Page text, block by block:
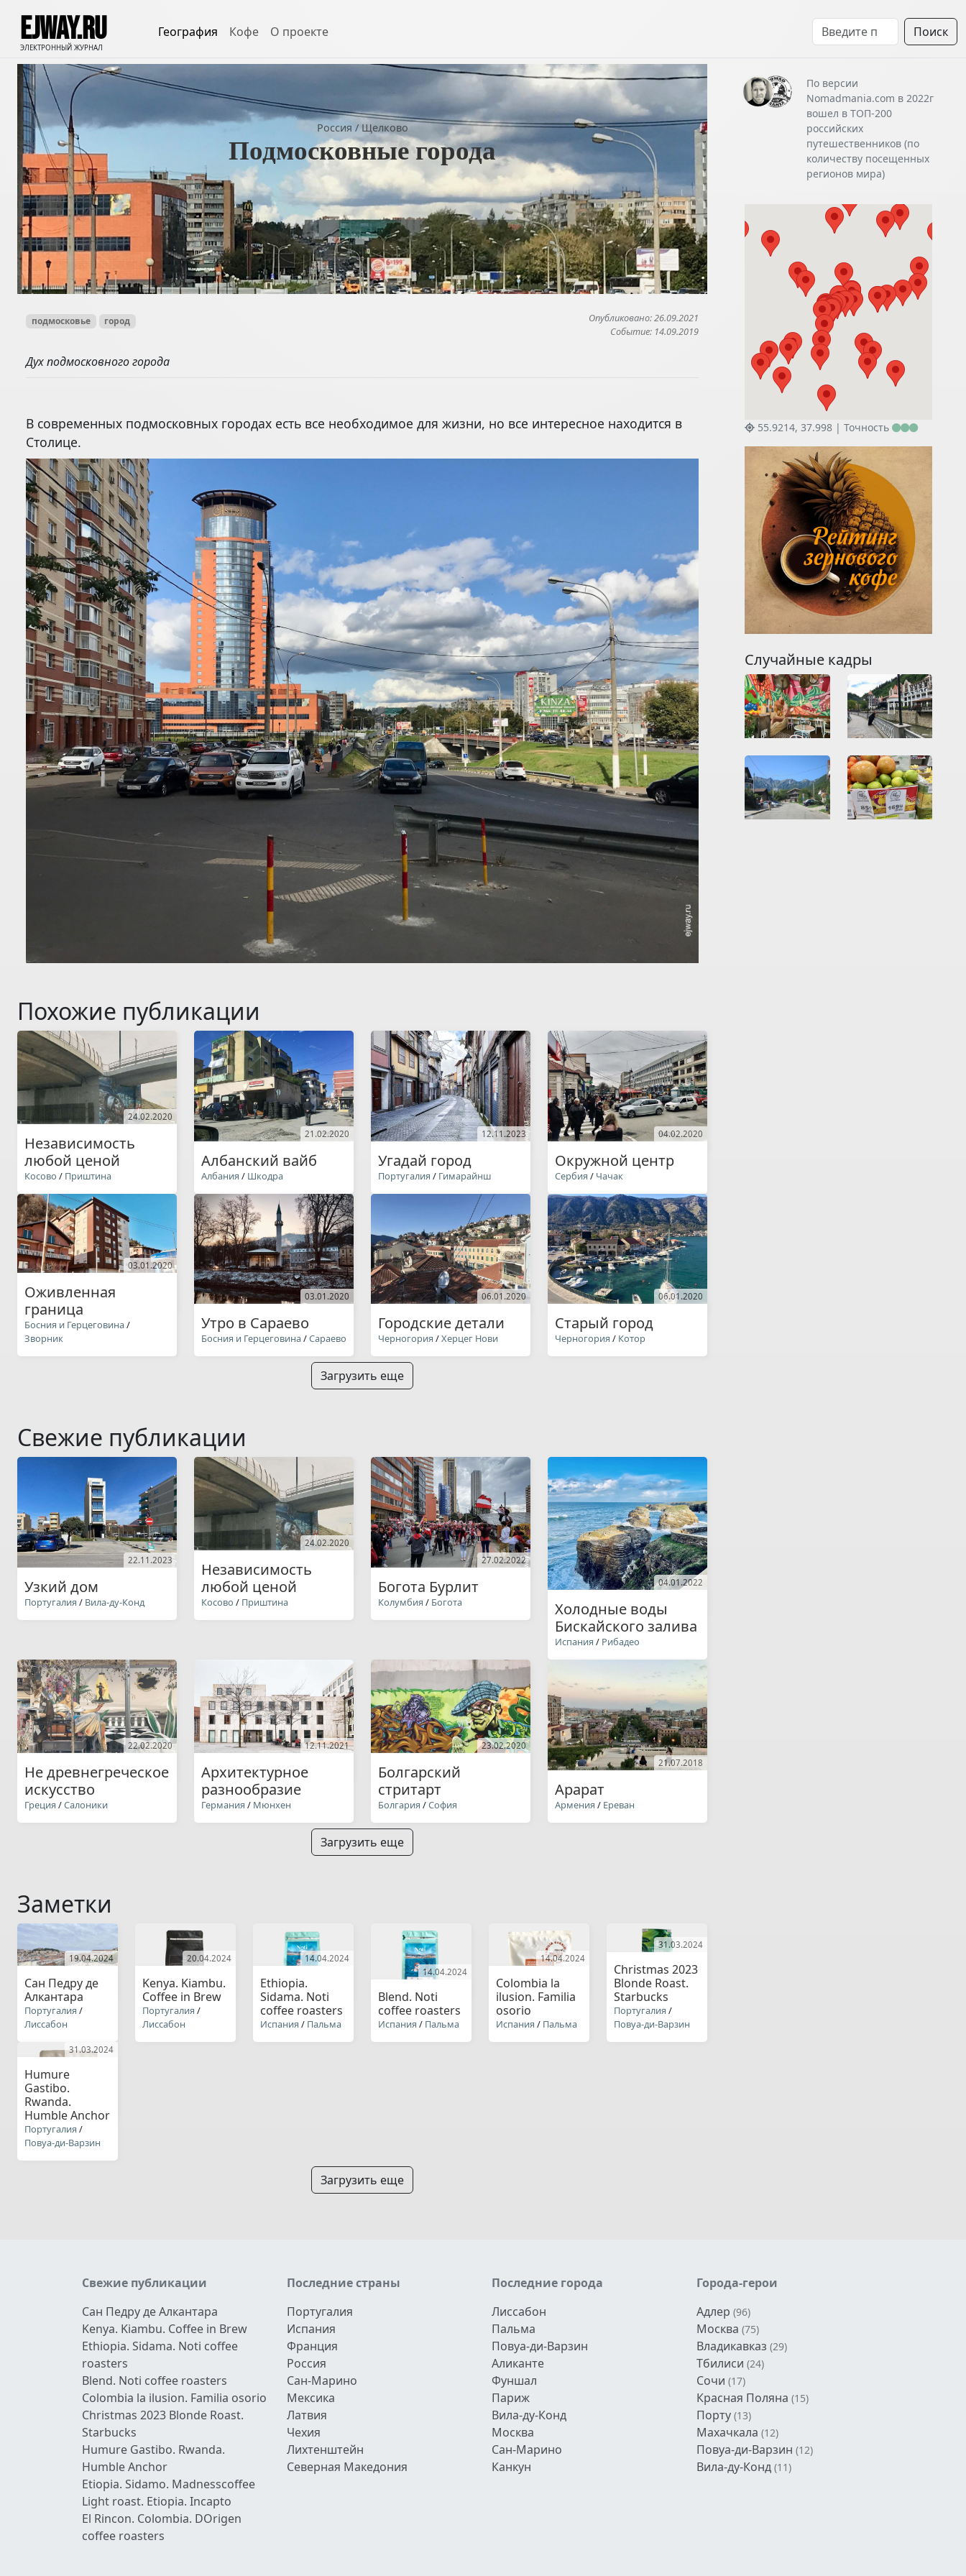
EJWAY.RU
ЭЛЕКТРОННЫЙ ЖУРНАЛ
География Кофе О проекте Поиск
Россия / Щелково
Подмосковные города
подмосковье город
Опубликовано: 26.09.2021
Событие: 14.09.2019
Дух подмосковного города
В современных подмосковных городах есть все необходимое для жизни, но все интересное находится в
Столице.
Похожие публикации
24.02.2020
Независимость
любой ценой
Косово / Приштина
21.02.2020
Албанский вайб
Албания / Шкодра
12.11.2023
Угадай город
Португалия / Гимарайнш
04.02.2020
Окружной центр
Сербия / Чачак
03.01.2020
Оживленная
граница
Босния и Герцеговина/
Зворник
03.01.2020
Утро в Сараево
Босния и Герцеговина/Сараево
06.01.2020
Городские детали
Черногория /Херцег Нови
06.01.2020
Старый город
Черногория / Котор
Загрузить еще
Свежие публикации
22.11.2023
Узкий дом
Португалия / Вила-ду-Конд
24.02.2020
Независимость
любой ценой
Косово / Приштина
27.02.2022
Богота Бурлит
Колумбия / Богота
04.01.2022
Холодные воды
Бискайского залива
Испания / Рибадео
22.02.2020
Не древнегреческое
искусство
Греция /Салоники
12.11.2021
Архитектурное
разнообразие
Германия / Мюнхен
23.02.2020
Болгарский
стритарт
Болгария /София
21.07.2018
Арарат
Армения / Ереван
Загрузить еще
Заметки
19.04.2024
Сан Педру де
Алкантара
Португалия /
Лиссабон
20.04.2024
Kenya. Kiambu.
Coffee in Brew
Португалия /
Лиссабон
14.04.2024
Ethiopia.
Sidama. Noti
coffee roasters
Испания / Пальма
14.04.2024
Blend. Noti
coffee roasters
Испания / Пальма
14.04.2024
Colombia la
ilusion. Familia
osorio
Испания / Пальма
31.03.2024
Christmas 2023
Blonde Roast.
Starbucks
Португалия /
Повуа-ди-Варзин
31.03.2024
Humure
Gastibo.
Rwanda.
Humble Anchor
Португалия /
Повуа-ди-Варзин
Загрузить еще
По версии
Nomadmania.com в 2022г
вошел в ТОП-200
российских
путешественников (по
количеству посещенных
регионов мира)
55.9214, 37.998 | Точность
Случайные кадры
Свежие публикации
Сан Педру де Алкантара
Kenya. Kiambu. Coffee in Brew
Ethiopia. Sidama. Noti coffee
roasters
Blend. Noti coffee roasters
Colombia la ilusion. Familia osorio
Christmas 2023 Blonde Roast.
Starbucks
Humure Gastibo. Rwanda.
Humble Anchor
Etiopia. Sidamo. Madnesscoffee
Light roast. Etiopia. Incapto
El Rincon. Colombia. DOrigen
coffee roasters
Последние страны
Португалия
Испания
Франция
Россия
Сан-Марино
Мексика
Латвия
Чехия
Лихтенштейн
Северная Македония
Последние города
Лиссабон
Пальма
Повуа-ди-Варзин
Аликанте
Фуншал
Париж
Вила-ду-Конд
Москва
Сан-Марино
Канкун
Города-герои
Адлер (96)
Москва (75)
Владикавказ (29)
Тбилиси (24)
Сочи (17)
Красная Поляна (15)
Порту (13)
Махачкала (12)
Повуа-ди-Варзин (12)
Вила-ду-Конд (11)